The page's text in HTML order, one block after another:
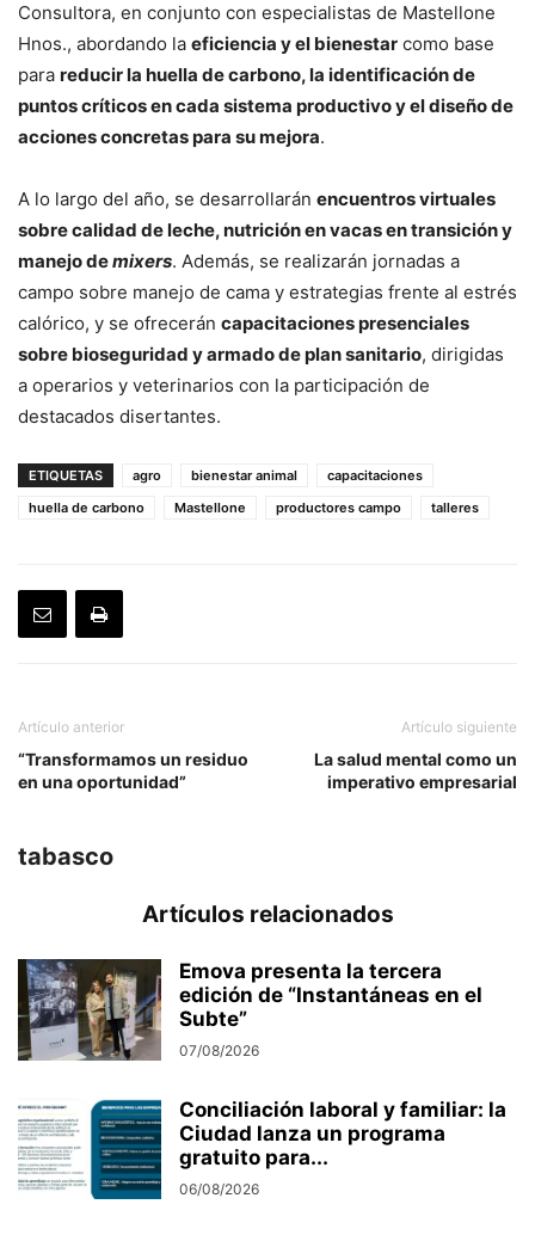
Consultora, en conjunto con especialistas de Mastellone
Hnos., abordando la eficiencia y el bienestar como base
para reducir la huella de carbono, la identificación de
puntos críticos en cada sistema productivo y el diseño de
acciones concretas para su mejora.
A lo largo del año, se desarrollarán encuentros virtuales
sobre calidad de leche, nutrición en vacas en transición y
manejo demixers. Además, se realizarán jornadas a
campo sobre manejo de cama y estrategias frente al estrés
calórico, y se ofrecerán capacitaciones presenciales
sobre bioseguridad y armado de plan sanitario, dirigidas
a operarios y veterinarios con la participación de
destacados disertantes.
ETIQUETAS agro bienestar animal
capacitaciones
huella de carbono
Mastellone productores campo talleres
Artículo anterior
“Transformamos un residuo
en una oportunidad”
Artículo siguiente
La salud mental como un
imperativo empresarial
tabasco
Artículos relacionados
Emova presenta la tercera
edición de “Instantáneas en el
Subte”
07/08/2026
Conciliación laboral y familiar: la
Ciudad lanza un programa
gratuito para...
06/08/2026